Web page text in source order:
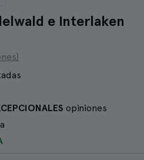
e Interlaken
opiniones